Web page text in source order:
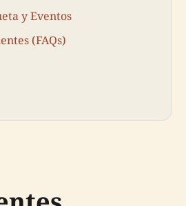
y Eventos
(FAQs)